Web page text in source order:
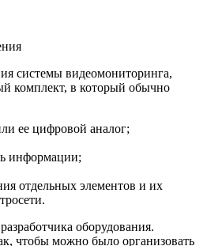
видеомониторинга,
комплект, в который обычно
ее цифровой аналог;
информации;
отдельных элементов и их
оборудования.
чтобы можно было организовать